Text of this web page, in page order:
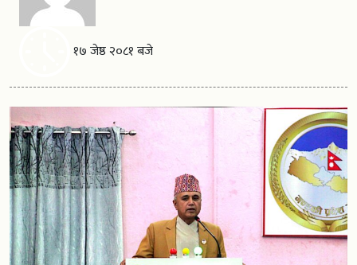
१७ जेष्ठ २०८१ बजे